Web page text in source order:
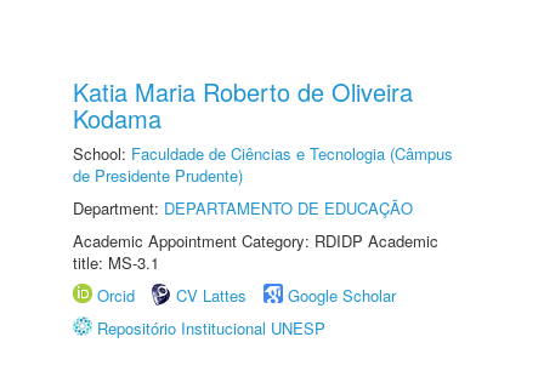
Katia Maria Roberto de Oliveira
Kodama
School: Faculdade de Ciências e Tecnologia (Câmpus
de Presidente Prudente)
Department: DEPARTAMENTO DE EDUCAÇÃO
Academic Appointment Category: RDIDP Academic
title: MS-3.1
Orcid
CV Lattes
Google Scholar
Repositório Institucional UNESP